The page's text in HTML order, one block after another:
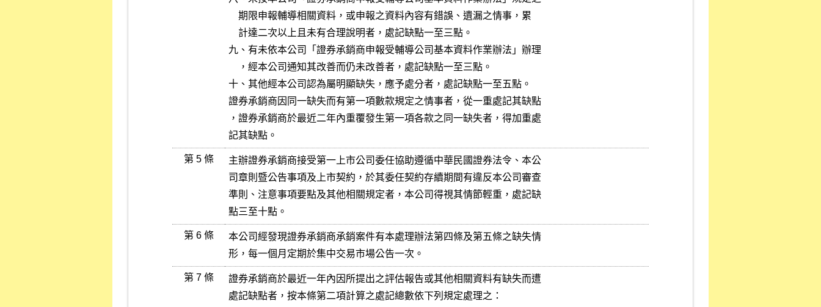
九、有未依本公司「證券承銷商申報受輔導公司基本資料作業辦法」辦理
十、其他經本公司認為屬明顯缺失，應予處分者，處記缺點一至五點。
證券承銷商因同一缺失而有第一項數款規定之情事者，從一重處記其缺點
，證券承銷商於最近二年內重覆發生第一項各款之同一缺失者，得加重處
記其缺點。
第 5 條
主辦證券承銷商接受第一上市公司委任協助遵循中華民國證券法令、本公
司章則暨公告事項及上市契約，於其委任契約存續期間有違反本公司審查
準則、注意事項要點及其他相關規定者，本公司得視其情節輕重，處記缺
點三至十點。
第 6 條
本公司經發現證券承銷商承銷案件有本處理辦法第四條及第五條之缺失情
形，每一個月定期於集中交易市場公告一次。
第 7 條
證券承銷商於最近一年內因所提出之評估報告或其他相關資料有缺失而遭
處記缺點者，按本條第二項計算之處記總數依下列規定處理之：